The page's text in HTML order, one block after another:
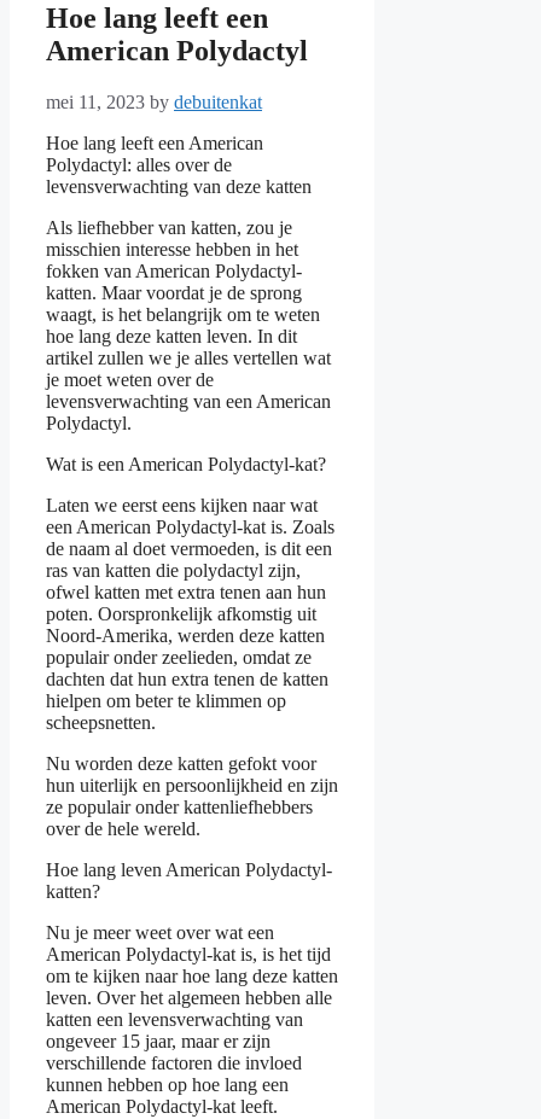
Hoe lang leeft een
American Polydactyl
mei 11, 2023 by debuitenkat
Hoe lang leeft een American
Polydactyl: alles over de
levensverwachting van deze katten
Als liefhebber van katten, zou je
misschien interesse hebben in het
fokken van American Polydactyl-
katten. Maar voordat je de sprong
waagt, is het belangrijk om te weten
hoe lang deze katten leven. In dit
artikel zullen we je alles vertellen wat
je moet weten over de
levensverwachting van een American
Polydactyl.
Wat is een American Polydactyl-kat?
Laten we eerst eens kijken naar wat
een American Polydactyl-kat is. Zoals
de naam al doet vermoeden, is dit een
ras van katten die polydactyl zijn,
ofwel katten met extra tenen aan hun
poten. Oorspronkelijk afkomstig uit
Noord-Amerika, werden deze katten
populair onder zeelieden, omdat ze
dachten dat hun extra tenen de katten
hielpen om beter te klimmen op
scheepsnetten.
Nu worden deze katten gefokt voor
hun uiterlijk en persoonlijkheid en zijn
ze populair onder kattenliefhebbers
over de hele wereld.
Hoe lang leven American Polydactyl-
katten?
Nu je meer weet over wat een
American Polydactyl-kat is, is het tijd
om te kijken naar hoe lang deze katten
leven. Over het algemeen hebben alle
katten een levensverwachting van
ongeveer 15 jaar, maar er zijn
verschillende factoren die invloed
kunnen hebben op hoe lang een
American Polydactyl-kat leeft.